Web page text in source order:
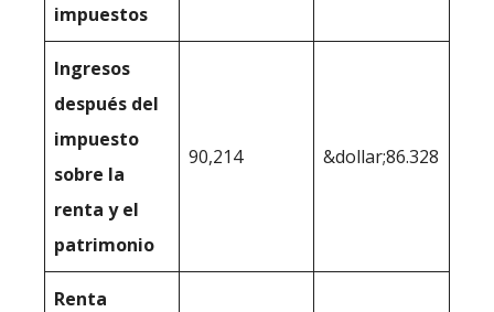
impuestos
Ingresos
después del
impuesto
sobre la
renta y el
patrimonio
90,214 &dollar;86.328
Renta